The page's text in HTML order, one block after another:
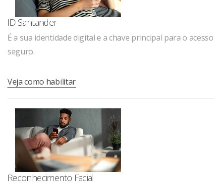
ID Santander
É a sua identidade digital e a chave principal para o acesso
seguro.
Veja como habilitar
Reconhecimento Facial